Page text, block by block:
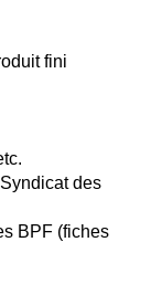
fini
des
BPF (fiches